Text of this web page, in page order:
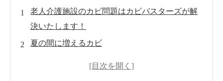
老人介護施設のカビ問題はカビバスターズが解
決いたします！
夏の間に増えるカビ